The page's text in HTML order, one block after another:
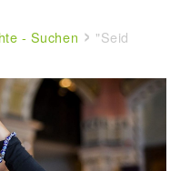
- Suchen
"Seid